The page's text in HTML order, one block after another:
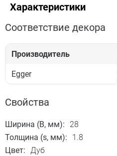
Характеристики
Соответствие декора
Производитель
Egger
Свойства
Ширина (B, мм):
28
Толщина (s, мм):
1.8
Цвет: Дуб